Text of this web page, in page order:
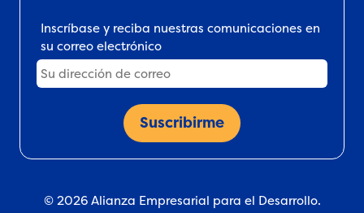
Inscríbase y reciba nuestras comunicaciones en
su correo electrónico
© 2026 Alianza Empresarial para el Desarrollo.